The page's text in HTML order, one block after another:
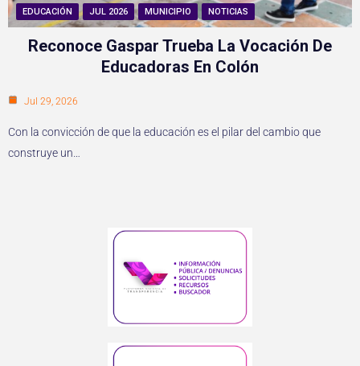
EDUCACIÓN JUL 2026 MUNICIPIO NOTICIAS
Reconoce Gaspar Trueba La Vocación De
Educadoras En Colón
Jul 29, 2026
Con la convicción de que la educación es el pilar del cambio que
construye un…